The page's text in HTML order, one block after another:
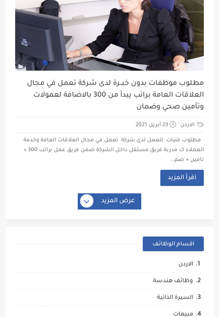
مطلوب موظفات بدون خبــرة لدى شركة تعمل في مجال
العلاقات العامة براتب يبدأ من 300 بالاضافة لعمولات
وتأمين صحي وضمان
الاردن 23 أبريل 2021
مطلوب فتيات للعمل لدى شركة تعمل في مجال العلاقات العامة وخدمة
العملاء ك مدربة فريق مستقل داخل الشركة ضمن فريق عمل براتب 300 +
تامين + ضم...
اقرأ المزيد
عرض المزيد
اقسام الوظائف
الاردن
وظائف هندسة
السيرة الذاتية
مبيعات